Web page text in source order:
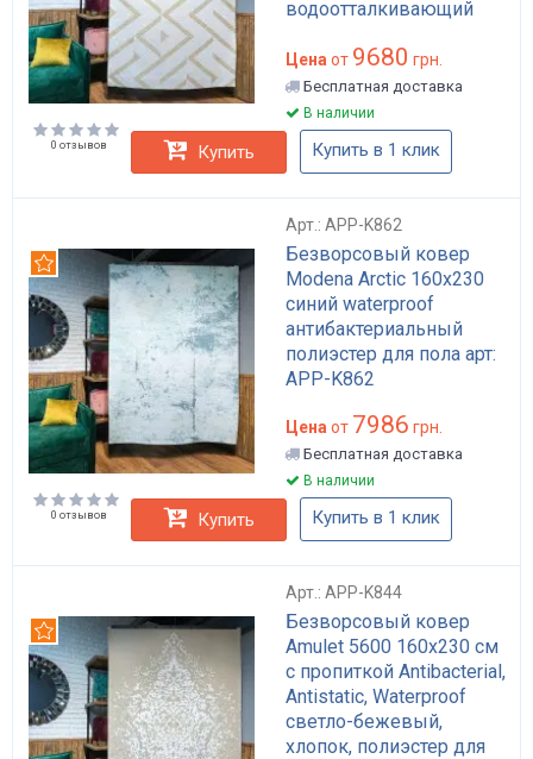
водоотталкивающий
Цена от 9680 грн.
Бесплатная доставка
В наличии
0 отзывов Купить Купить в 1 клик
Арт.: APP-K862
Безворсовый ковер
Modena Arctic 160x230
синий waterproof
антибактериальный
полиэстер для пола арт:
APP-K862
Рекомендуем
Цена от 7986 грн.
Бесплатная доставка
В наличии
0 отзывов Купить Купить в 1 клик
Арт.: APP-K844
Безворсовый ковер
Amulet 5600 160x230 см
с пропиткой Antibacterial,
Antistatic, Waterproof
светло-бежевый,
хлопок, полиэстер для
Рекомендуем